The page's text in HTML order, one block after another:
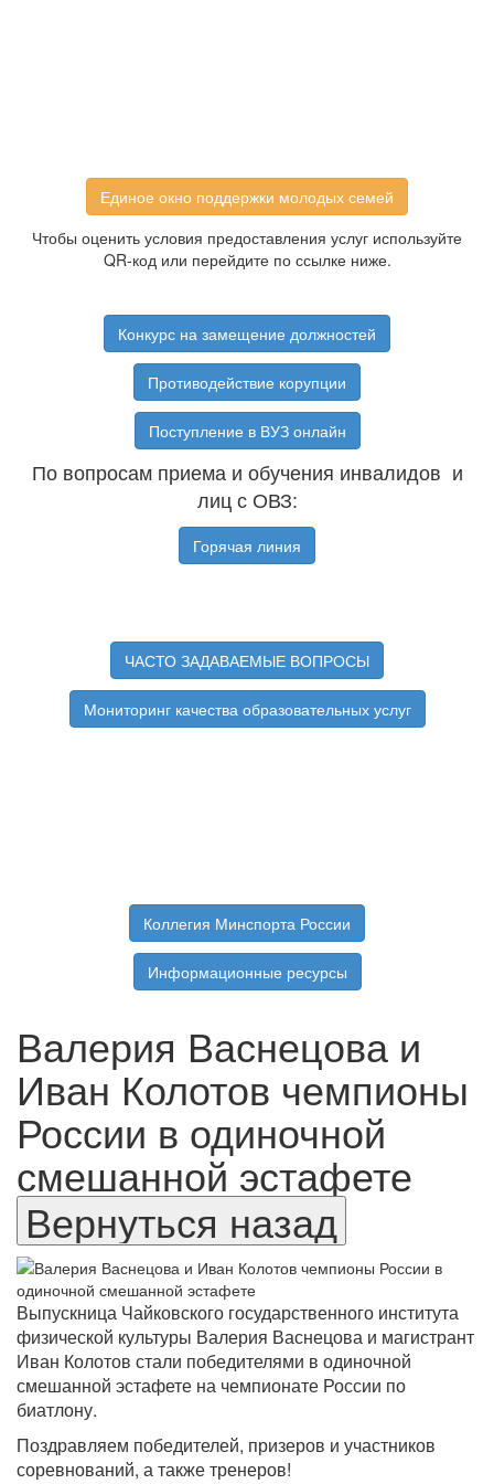
Единое окно поддержки молодых семей
Чтобы оценить условия предоставления услуг используйте
QR-код или перейдите по ссылке ниже.
Конкурс на замещение должностей
Противодействие корупции
Поступление в ВУЗ онлайн
По вопросам приема и обучения инвалидов и
лиц с ОВЗ:
Горячая линия
ЧАСТО ЗАДАВАЕМЫЕ ВОПРОСЫ
Мониторинг качества образовательных услуг
Коллегия Минспорта России
Информационные ресурсы
Валерия Васнецова и
Иван Колотов чемпионы
России в одиночной
смешанной эстафете
Выпускница Чайковского государственного института
физической культуры Валерия Васнецова и магистрант
Иван Колотов стали победителями в одиночной
смешанной эстафете на чемпионате России по
биатлону.
Поздравляем победителей, призеров и участников
соревнований, а также тренеров!